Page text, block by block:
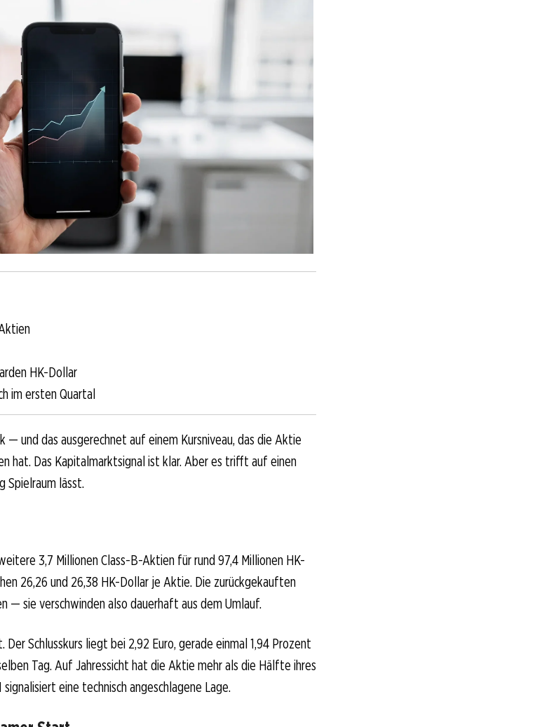
HK-Dollar
im ersten Quartal
— und das ausgerechnet auf einem Kursniveau, das die Aktie
hat. Das Kapitalmarktsignal ist klar. Aber es trifft auf einen
Spielraum lässt.
3,7 Millionen Class-B-Aktien für rund 97,4 Millionen HK-
26,26 und 26,38 HK-Dollar je Aktie. Die zurückgekauften
— sie verschwinden also dauerhaft aus dem Umlauf.
Schlusskurs liegt bei 2,92 Euro, gerade einmal 1,94 Prozent
Tag. Auf Jahressicht hat die Aktie mehr als die Hälfte ihres
eine technisch angeschlagene Lage.